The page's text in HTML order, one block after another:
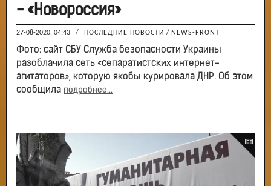
- «Новороссия»
27-08-2020, 04:43 / ПОСЛЕДНИЕ НОВОСТИ / NEWS-FRONT
Фото: сайт СБУ Служба безопасности Украины
разоблачила сеть «сепаратистских интернет-
агитаторов», которую якобы курировала ДНР. Об этом
сообщила подробнее...